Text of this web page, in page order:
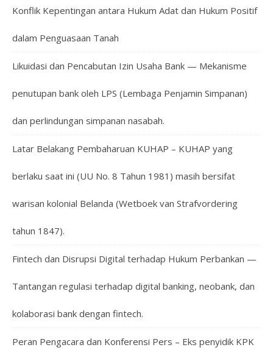
Konflik Kepentingan antara Hukum Adat dan Hukum Positif
dalam Penguasaan Tanah
Likuidasi dan Pencabutan Izin Usaha Bank — Mekanisme
penutupan bank oleh LPS (Lembaga Penjamin Simpanan)
dan perlindungan simpanan nasabah.
Latar Belakang Pembaharuan KUHAP – KUHAP yang
berlaku saat ini (UU No. 8 Tahun 1981) masih bersifat
warisan kolonial Belanda (Wetboek van Strafvordering
tahun 1847).
Fintech dan Disrupsi Digital terhadap Hukum Perbankan —
Tantangan regulasi terhadap digital banking, neobank, dan
kolaborasi bank dengan fintech.
Peran Pengacara dan Konferensi Pers – Eks penyidik KPK